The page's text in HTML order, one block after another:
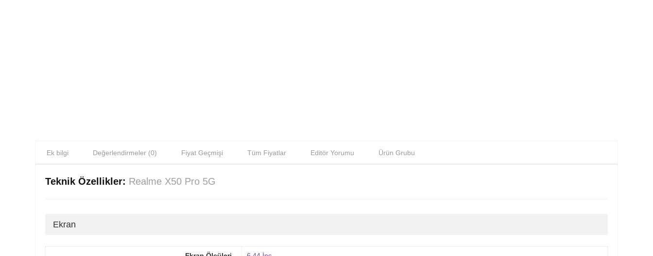
Ek bilgi Değerlendirmeler (0) Fiyat Geçmişi Tüm Fiyatlar Editör Yorumu Ürün Grubu
Teknik Özellikler: Realme X50 Pro 5G
Ekran